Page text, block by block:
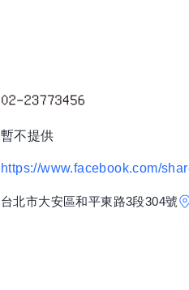
暫不提供
https://www.facebook.com/
台北市大安區和平東路3段304號